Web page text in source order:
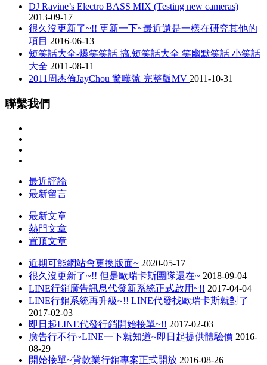
DJ Ravine’s Electro BASS MIX (Testing new cameras)
2013-09-17
很久沒更新了~!! 更新一下~最近還是一樣在研究其他的
項目 2016-06-13
短笑話大全-爆笑笑話 搞.短笑話大全 笑幽默笑話 小笑話
大全 2011-08-11
2011周杰倫JayChou 驚嘆號 完整版MV 2011-10-31
聯繫我們
最近評論
最新留言
最新文章
熱門文章
置頂文章
近期可能網站會更換版面~ 2020-05-17
很久沒更新了~!! 但是歐瑞卡斯團隊還在~ 2018-09-04
LINE行銷廣告訊息代發新系統正式啟用~!! 2017-04-04
LINE行銷系統再升級~!! LINE代發找歐瑞卡斯就對了
2017-02-03
即日起LINE代發行銷開始接單~!! 2017-02-03
廣告行不行~LINE一下就知道~即日起提供體驗價 2016-
08-29
開始接單~貸款業行銷專案正式開放 2016-08-26